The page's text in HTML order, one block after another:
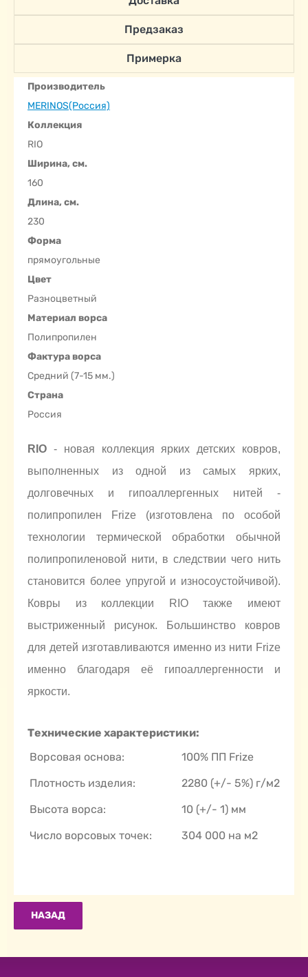
Предзаказ
Примерка
Производитель
MERINOS(Россия)
Коллекция
RIO
Ширина, см.
160
Длина, см.
230
Форма
прямоугольные
Цвет
Разноцветный
Материал ворса
Полипропилен
Фактура ворса
Средний (7-15 мм.)
Страна
Россия
RIO - новая коллекция ярких детских ковров,
выполненных из одной из самых ярких,
долговечных и гипоаллергенных нитей -
полипропилен Frize (изготовлена по особой
технологии термической обработки обычной
полипропиленовой нити, в следствии чего нить
становится более упругой и износоустойчивой).
Ковры из коллекции RIO также имеют
выстриженный рисунок. Большинство ковров
для детей изготавливаются именно из нити Frize
именно благодаря её гипоаллергенности и
яркости.
Технические характеристики:
Ворсовая основа:
100% ПП Frize
Плотность изделия:
2280 (+/- 5%) г/м2
Высота ворса:
10 (+/- 1) мм
Число ворсовых точек:
304 000 на м2
НАЗАД